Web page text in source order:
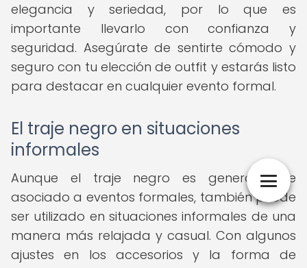
elegancia y seriedad, por lo que es
importante llevarlo con confianza y
seguridad. Asegúrate de sentirte cómodo y
seguro con tu elección de outfit y estarás listo
para destacar en cualquier evento formal.
El traje negro en situaciones
informales
Aunque el traje negro es generalmente
asociado a eventos formales, también puede
ser utilizado en situaciones informales de una
manera más relajada y casual. Con algunos
ajustes en los accesorios y la forma de